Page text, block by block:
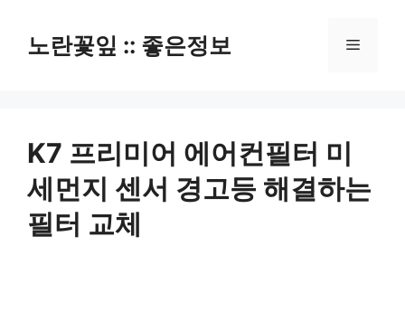
노란꽃잎 :: 좋은정보 메
K7 프리미어 에어컨필터 미
세먼지 센서 경고등 해결하는
필터 교체